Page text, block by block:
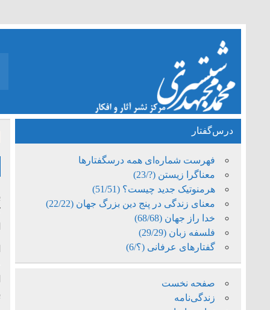
درس‌گفتار
فهرست شماره‌ای همه درسگفتارها
معناگرا زیستن (?/23)
هرمنوتیک جدید چیست؟ (51/51)
معنای زندگی در پنج دین بزرگ جهان (22/22)
خدا راز جهان (68/68)
فلسفه زبان (29/29)
گفتارهای عرفانی (؟/6)
صفحه نخست
زندگی‌نامه